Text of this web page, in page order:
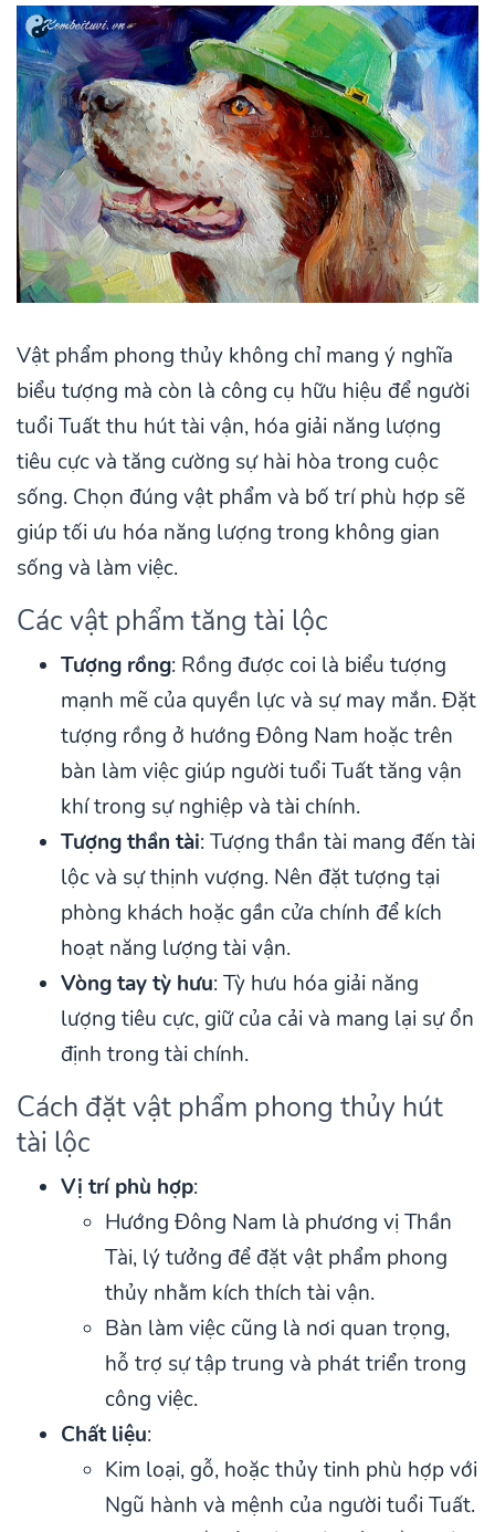
Vật phẩm phong thủy không chỉ mang ý nghĩa
biểu tượng mà còn là công cụ hữu hiệu để người
tuổi Tuất thu hút tài vận, hóa giải năng lượng
tiêu cực và tăng cường sự hài hòa trong cuộc
sống. Chọn đúng vật phẩm và bố trí phù hợp sẽ
giúp tối ưu hóa năng lượng trong không gian
sống và làm việc.
Các vật phẩm tăng tài lộc
Tượng rồng: Rồng được coi là biểu tượng
mạnh mẽ của quyền lực và sự may mắn. Đặt
tượng rồng ở hướng Đông Nam hoặc trên
bàn làm việc giúp người tuổi Tuất tăng vận
khí trong sự nghiệp và tài chính.
Tượng thần tài: Tượng thần tài mang đến tài
lộc và sự thịnh vượng. Nên đặt tượng tại
phòng khách hoặc gần cửa chính để kích
hoạt năng lượng tài vận.
Vòng tay tỳ hưu: Tỳ hưu hóa giải năng
lượng tiêu cực, giữ của cải và mang lại sự ổn
định trong tài chính.
Cách đặt vật phẩm phong thủy hút
tài lộc
Vị trí phù hợp:
Hướng Đông Nam là phương vị Thần
Tài, lý tưởng để đặt vật phẩm phong
thủy nhằm kích thích tài vận.
Bàn làm việc cũng là nơi quan trọng,
hỗ trợ sự tập trung và phát triển trong
công việc.
Chất liệu:
Kim loại, gỗ, hoặc thủy tinh phù hợp với
Ngũ hành và mệnh của người tuổi Tuất.